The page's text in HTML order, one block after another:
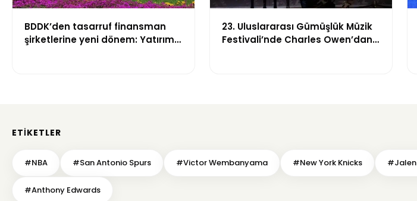
BDDK’den tasarruf finansman
şirketlerine yeni dönem: Yatırım
23. Uluslararası Gümüşlük Müzik
Festivali’nde Charles Owen’dan
ETIKETLER
#NBA #San Antonio Spurs #Victor Wembanyama #New York Knicks #Jalen
#Anthony Edwards